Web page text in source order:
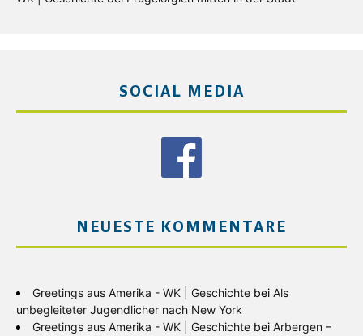
SOCIAL MEDIA
NEUESTE KOMMENTARE
Greetings aus Amerika - WK | Geschichte bei Als
unbegleiteter Jugendlicher nach New York
Greetings aus Amerika - WK | Geschichte bei Arbergen –